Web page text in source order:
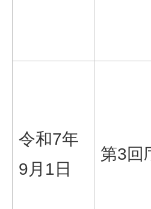
令和7年
9月1日
第3回